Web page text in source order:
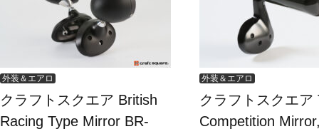
外装＆エアロ
クラフトスクエア British
Racing Type Mirror BR-
外装＆エアロ
クラフトスクエア
Competition